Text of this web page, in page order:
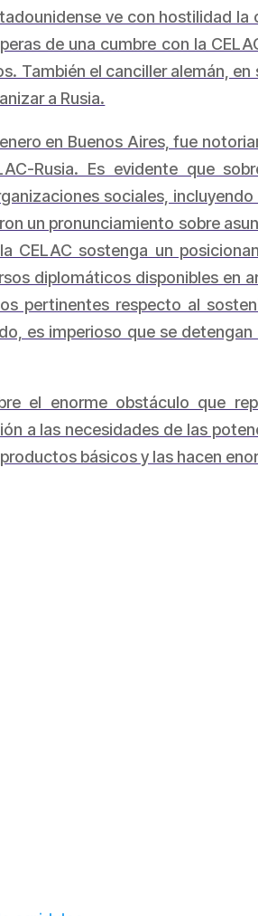
ve con hostilidad
de una cumbre con la
También el canciller alemán,
a Rusia.
en Buenos Aires, fue
Rusia. Es evidente que
sociales,
un pronunciamiento sobre
CELAC sostenga un
diplomáticos disponibles en
pertinentes respecto al
es imperioso que se
el enorme obstáculo que
a las necesidades de las
básicos y las hacen